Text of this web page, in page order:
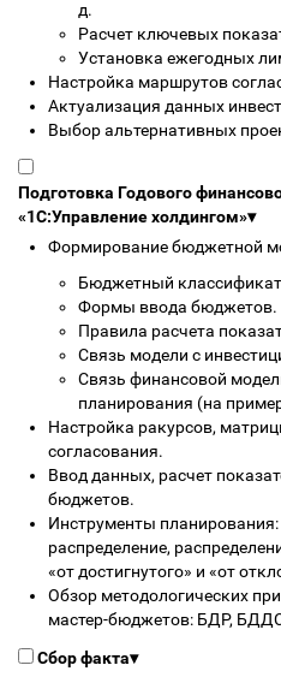
д.
Расчет ключевых
Установка ежегодных
Настройка маршрутов
Актуализация данных
Выбор альтернативных
Подготовка Годового
«1С:Управление холдингом»▾
Формирование бюджетной
Бюджетный
Формы ввода бюджетов.
Правила расчета
Связь модели с
Связь финансовой
планирования (на
Настройка ракурсов,
согласования.
Ввод данных, расчет
бюджетов.
Инструменты
распределение,
«от достигнутого» и «от
Обзор методологических
мастер-бюджетов: БДР,
Сбор факта▾